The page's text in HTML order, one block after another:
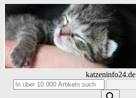
katzeninfo24.de